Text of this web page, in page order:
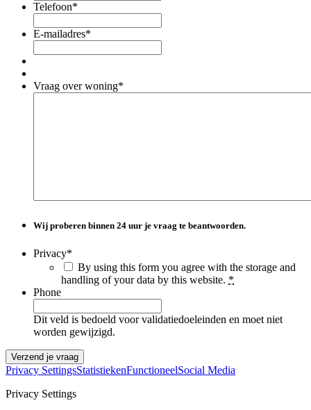
Telefoon*
E-mailadres*
Vraag over woning*
Wij proberen binnen 24 uur je vraag te beantwoorden.
Privacy*
By using this form you agree with the storage and
handling of your data by this website. *
Phone
Dit veld is bedoeld voor validatiedoeleinden en moet niet
worden gewijzigd.
Privacy SettingsStatistiekenFunctioneelSocial Media
Privacy Settings